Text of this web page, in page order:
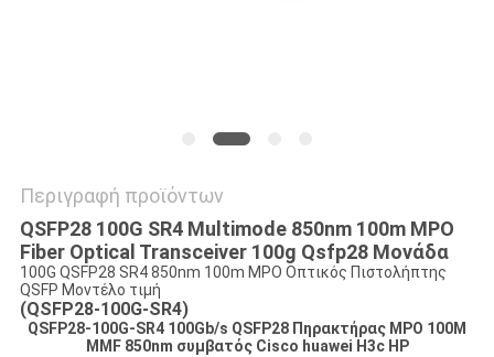
Περιγραφή προϊόντων
QSFP28 100G SR4 Multimode 850nm 100m MPO
Fiber Optical Transceiver 100g Qsfp28 Μονάδα
100G QSFP28 SR4 850nm 100m MPO Οπτικός Πιστολήπτης
QSFP Μοντέλο τιμή
(QSFP28-100G-SR4)
QSFP28-100G-SR4 100Gb/s QSFP28 Πηρακτήρας MPO 100M
MMF 850nm συμβατός Cisco huawei H3c HP